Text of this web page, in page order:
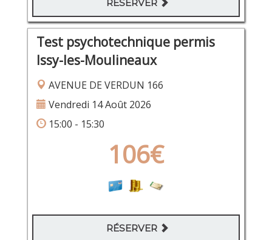
RÉSERVER
Test psychotechnique permis
Issy-les-Moulineaux
AVENUE DE VERDUN 166
Vendredi 14 Août 2026
15:00 - 15:30
106€
RÉSERVER